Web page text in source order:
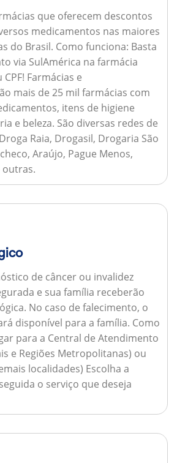
que oferecem descontos
medicamentos nas maiores
do Brasil. Como funciona: Basta
via SulAmérica na farmácia
Farmácias e
mais de 25 mil farmácias com
itens de higiene
e beleza. São diversas redes de
Raia, Drogasil, Drogaria São
Araújo, Pague Menos,
outras.
de câncer ou invalidez
e sua família receberão
No caso de falecimento, o
disponível para a família. Como
para a Central de Atendimento
e Regiões Metropolitanas) ou
localidades) Escolha a
o serviço que deseja